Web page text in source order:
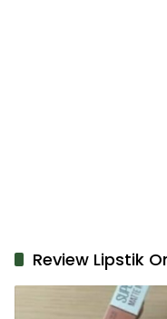
Review Lipstik